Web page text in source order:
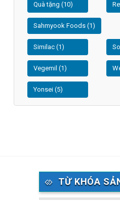
Quà tặng (10)
Sahmyook Foods (1)
Similac (1)
Vegemil (1)
Yonsei (5)
TỪ KHÓA